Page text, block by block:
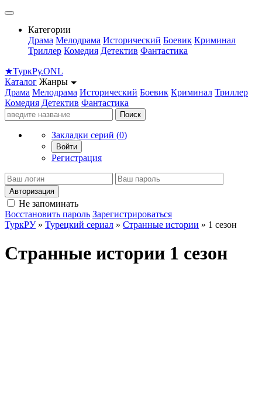
Категории
Драма Мелодрама Исторический Боевик Криминал
Триллер Комедия Детектив Фантастика
★ТуркРу.ONL
Каталог Жанры
Драма Мелодрама Исторический Боевик Криминал Триллер
Комедия Детектив Фантастика
Поиск
Закладки серий (0)
Войти
Регистрация
Авторизация
Не запоминать
Восстановить пароль Зарегистрироваться
ТуркРУ» Турецкий сериал » Странные истории » 1 сезон
Странные истории 1 сезон